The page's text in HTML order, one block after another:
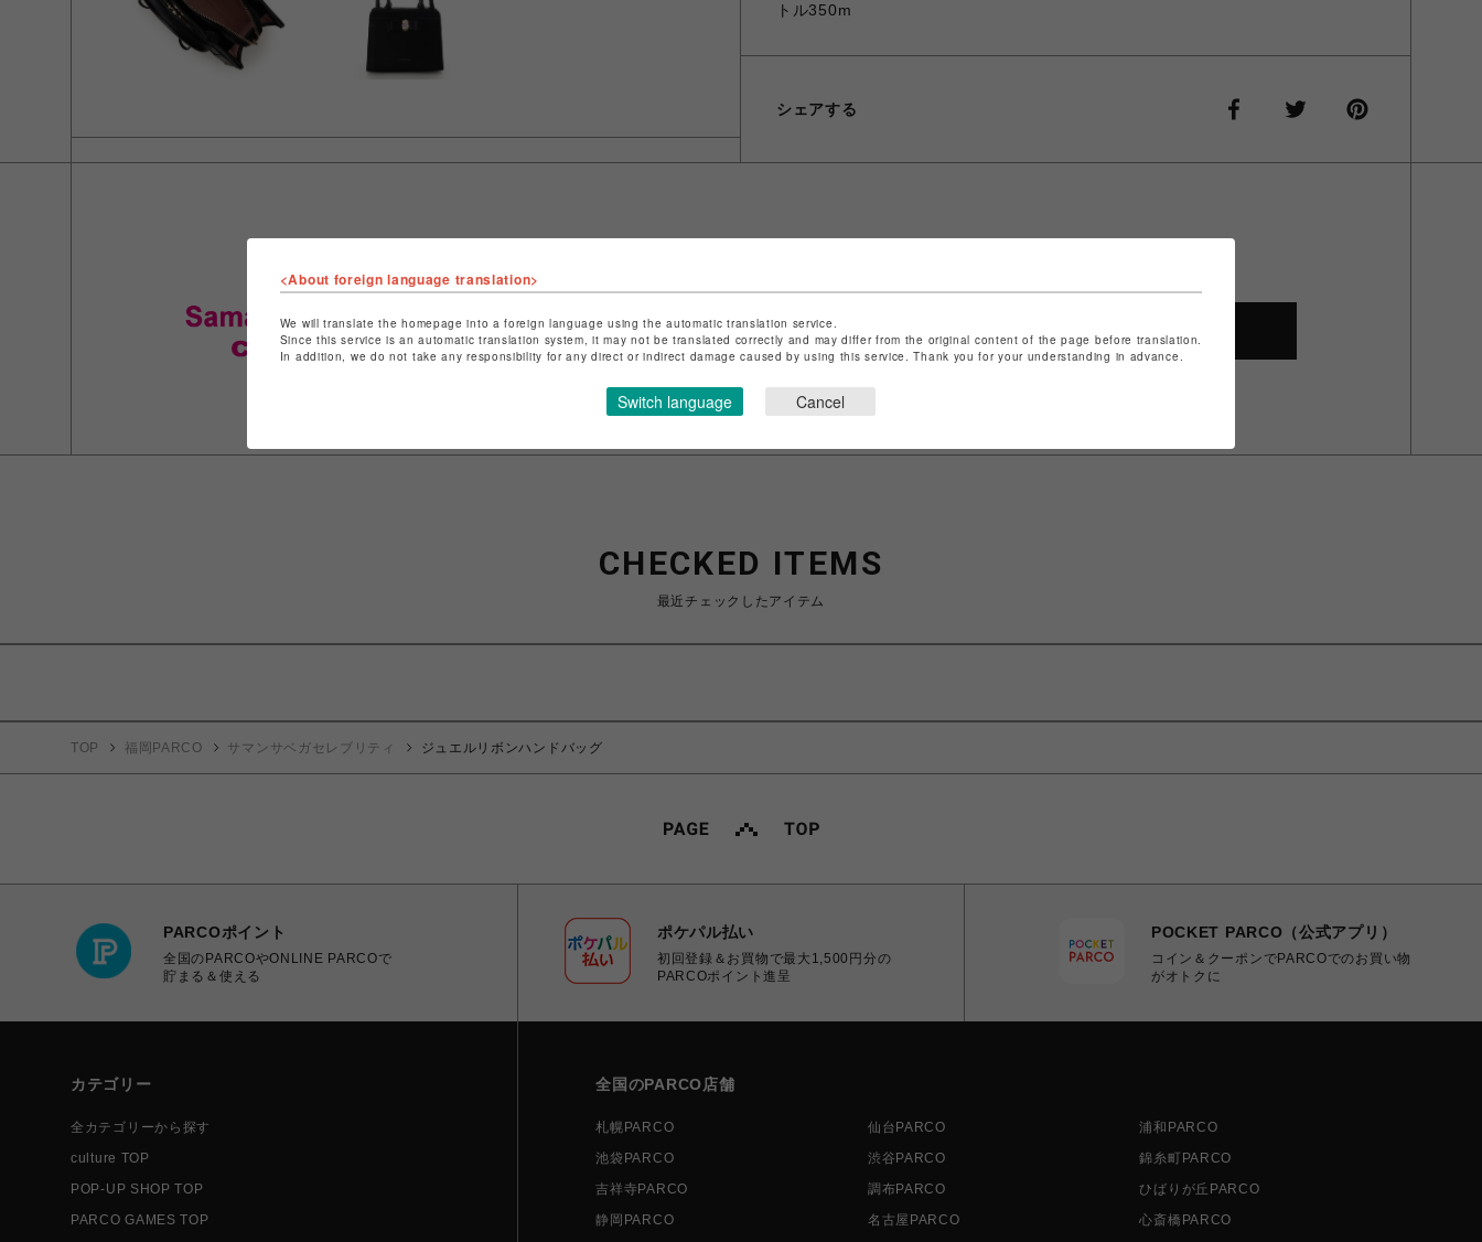
トル350m
シェアする
ショップ名
特定商取引法など法令に基づく表記はこちら
CHECKED ITEMS
最近チェックしたアイテム
TOP 福岡PARCO サマンサベガセレブリティ ジュエルリボンハンドバッグ
PARCOポイント
全国のPARCOやONLINE PARCOで
貯まる＆使える
ポケパル払い
初回登録＆お買物で最大1,500円分の
PARCOポイント進呈
POCKET PARCO（公式アプリ）
コイン＆クーポンでPARCOでのお買い物
がオトクに
カテゴリー
全カテゴリーから探す
culture TOP
POP-UP SHOP TOP
PARCO GAMES TOP
全国のPARCO店舗
札幌PARCO 仙台PARCO
浦和PARCO
池袋PARCO
渋谷PARCO
錦糸町PARCO
吉祥寺PARCO
調布PARCO
ひばりが丘PARCO
静岡PARCO
名古屋PARCO
心斎橋PARCO
<About foreign language translation>
We will translate the homepage into a foreign language using the automatic translation service.
Since this service is an automatic translation system, it may not be translated correctly and may differ from the original content of the page before translation.
In addition, we do not take any responsibility for any direct or indirect damage caused by using this service. Thank you for your understanding in advance.
Switch language Cancel